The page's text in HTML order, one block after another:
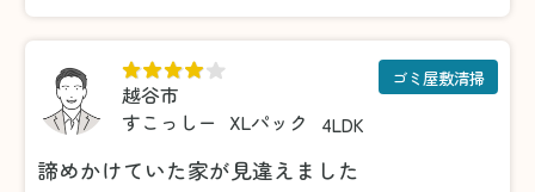
越谷市
すこっしー
XLパック 4LDK
ゴミ屋敷清掃
諦めかけていた家が見違えました